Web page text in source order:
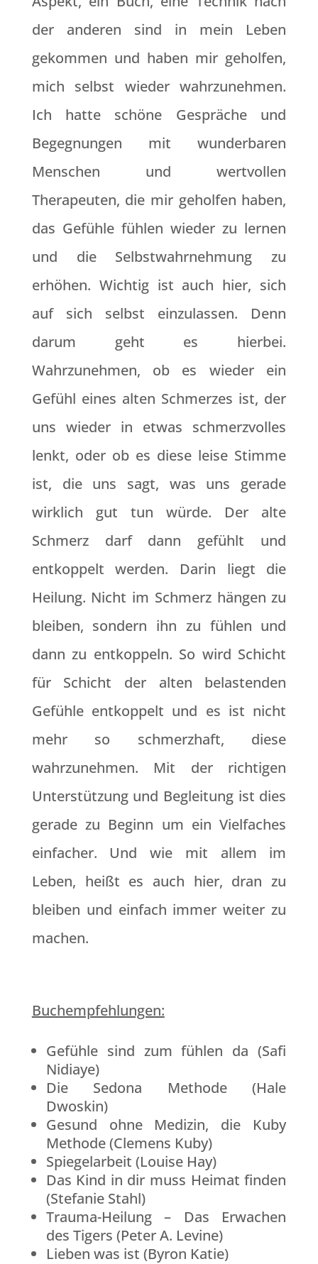
der anderen sind in mein Leben
gekommen und haben mir geholfen,
mich selbst wieder wahrzunehmen.
Ich hatte schöne Gespräche und
Begegnungen mit wunderbaren
Menschen und wertvollen
Therapeuten, die mir geholfen haben,
das Gefühle fühlen wieder zu lernen
und die Selbstwahrnehmung zu
erhöhen. Wichtig ist auch hier, sich
auf sich selbst einzulassen. Denn
darum geht es hierbei.
Wahrzunehmen, ob es wieder ein
Gefühl eines alten Schmerzes ist, der
uns wieder in etwas schmerzvolles
lenkt, oder ob es diese leise Stimme
ist, die uns sagt, was uns gerade
wirklich gut tun würde. Der alte
Schmerz darf dann gefühlt und
entkoppelt werden. Darin liegt die
Heilung. Nicht im Schmerz hängen zu
bleiben, sondern ihn zu fühlen und
dann zu entkoppeln. So wird Schicht
für Schicht der alten belastenden
Gefühle entkoppelt und es ist nicht
mehr so schmerzhaft, diese
wahrzunehmen. Mit der richtigen
Unterstützung und Begleitung ist dies
gerade zu Beginn um ein Vielfaches
einfacher. Und wie mit allem im
Leben, heißt es auch hier, dran zu
bleiben und einfach immer weiter zu
machen.
Buchempfehlungen:
Gefühle sind zum fühlen da (Safi
Nidiaye)
Die Sedona Methode (Hale
Dwoskin)
Gesund ohne Medizin, die Kuby
Methode (Clemens Kuby)
Spiegelarbeit (Louise Hay)
Das Kind in dir muss Heimat finden
(Stefanie Stahl)
Trauma-Heilung – Das Erwachen
des Tigers (Peter A. Levine)
Lieben was ist (Byron Katie)